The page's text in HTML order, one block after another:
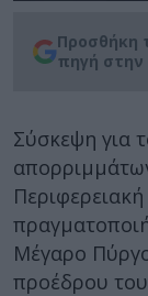
Προσθήκη
πηγή στην
Σύσκεψη για
Μέγαρο
προέδρου